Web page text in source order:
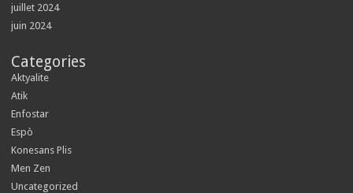
juillet 2024
juin 2024
Categories
Aktyalite
Atik
Enfostar
Espò
Konesans Plis
Men Zen
Uncategorized